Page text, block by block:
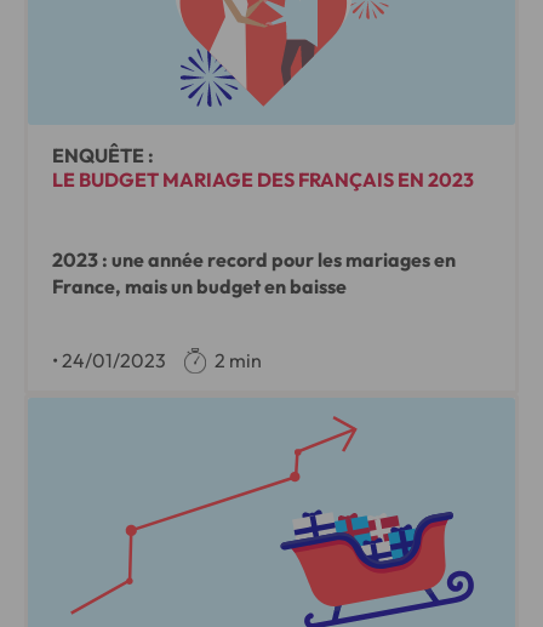
ENQUÊTE :
LE BUDGET MARIAGE DES FRANÇAIS EN 2023
2023 : une année record pour les mariages en
France, mais un budget en baisse
• 24/01/2023 2 min